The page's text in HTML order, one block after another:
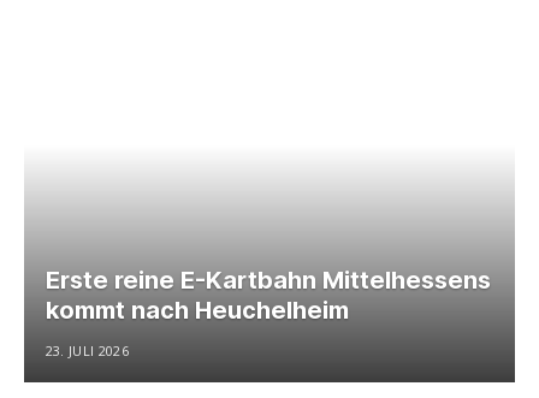
Erste reine E-Kartbahn Mittelhessens
kommt nach Heuchelheim
23. JULI 2026